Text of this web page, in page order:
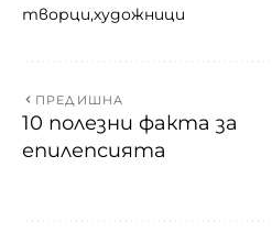
творци художници
ПРЕДИШНА
10 полезни факта за
епилепсията